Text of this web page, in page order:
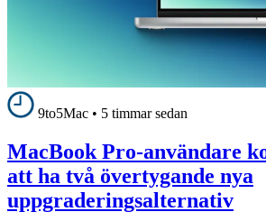
9to5Mac • 5 timmar sedan
MacBook Pro-användare
att ha två övertygande nya
uppgraderingsalternativ